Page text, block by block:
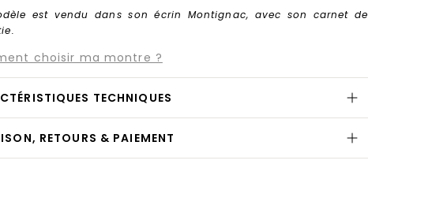
est vendu dans son écrin Montignac, avec son carnet de
choisir ma montre ?
TECHNIQUES
RETOURS & PAIEMENT